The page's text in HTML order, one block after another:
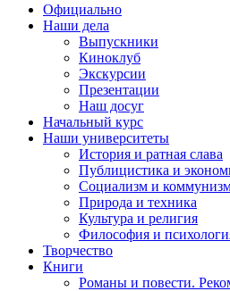
Официально
Наши дела
Выпускники
Киноклуб
Экскурсии
Презентации
Наш досуг
Начальный курс
Наши университеты
История и ратная слава
Публицистика и
Социализм и
Природа и техника
Культура и религия
Философия и
Творчество
Книги
Романы и повести.